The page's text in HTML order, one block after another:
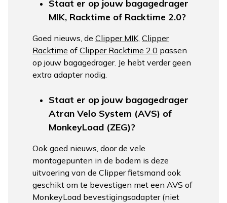
Staat er op jouw bagagedrager
MIK, Racktime of Racktime 2.0?
Goed nieuws, de Clipper MIK, Clipper
Racktime of Clipper Racktime 2.0 passen
op jouw bagagedrager. Je hebt verder geen
extra adapter nodig.
Staat er op jouw bagagedrager
Atran Velo System (AVS) of
MonkeyLoad (ZEG)?
Ook goed nieuws, door de vele
montagepunten in de bodem is deze
uitvoering van de Clipper fietsmand ook
geschikt om te bevestigen met een AVS of
MonkeyLoad bevestigingsadapter (niet